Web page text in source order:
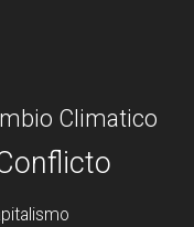
Climatico